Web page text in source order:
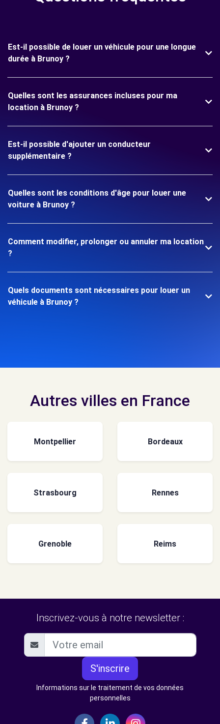
Est-il possible de louer un véhicule pour une longue
durée à Brunoy ?
Quelles sont les assurances incluses pour ma
location à Brunoy ?
Est-il possible d'ajouter un conducteur
supplémentaire ?
Quelles sont les conditions d'âge pour louer une
voiture à Brunoy ?
Comment modifier, prolonger ou annuler ma location
?
Quels documents sont nécessaires pour louer un
véhicule à Brunoy ?
Autres villes en France
Montpellier Bordeaux
Strasbourg Rennes
Grenoble Reims
Inscrivez-vous à notre newsletter :
S'inscrire
Informations sur le traitement de vos données
personnelles